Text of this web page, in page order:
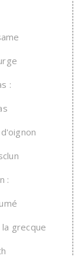
:
:
grecque